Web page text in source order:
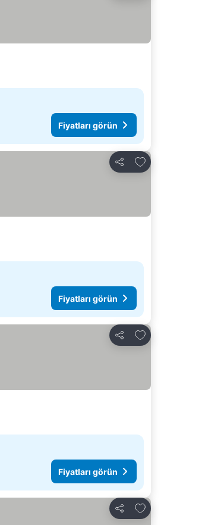
Fiyatları görün
Paylaş
Favorilerime ekle
Fiyatları görün
Paylaş
Favorilerime ekle
Fiyatları görün
Paylaş
Favorilerime ekle